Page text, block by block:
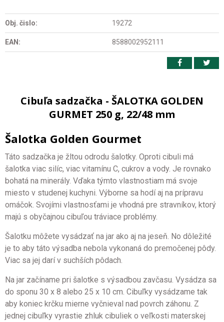
Obj. čislo: 19272
EAN: 8588002952111
Cibuľa sadzačka - ŠALOTKA GOLDEN
GURMET 250 g, 22/48 mm
Šalotka Golden Gourmet
Táto sadzačka je žltou odrodu šalotky. Oproti cibuli má
šalotka viac silíc, viac vitamínu C, cukrov a vody. Je rovnako
bohatá na minerály. Vďaka týmto vlastnostiam má svoje
miesto v studenej kuchyni. Výborne sa hodí aj na prípravu
omáčok. Svojími vlastnosťami je vhodná pre stravníkov, ktorý
majú s obyčajnou cibuľou tráviace problémy.
Šalotku môžete vysádzať na jar ako aj na jeseň. No dôležité
je to aby táto výsadba nebola vykonaná do premočenej pôdy.
Viac sa jej darí v suchších pôdach.
Na jar začíname pri šalotke s výsadbou zavčasu. Vysádza sa
do sponu 30 x 8 alebo 25 x 10 cm. Cibuľky vysádzame tak
aby koniec krčku mierne vyčnieval nad povrch záhonu. Z
jednej cibuľky vyrastie zhluk cibuliek o veľkosti materskej